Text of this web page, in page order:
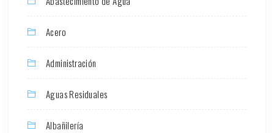
Acero
Administración
Aguas Residuales
Albañilería